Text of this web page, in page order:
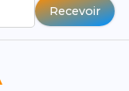
Recevoir